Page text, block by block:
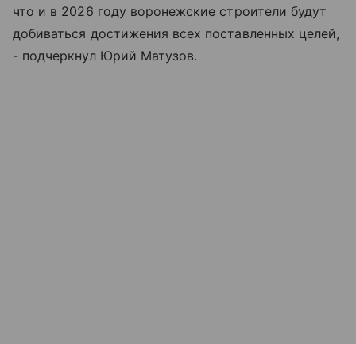
что и в 2026 году воронежские строители будут
добиваться достижения всех поставленных целей,
- подчеркнул Юрий Матузов.